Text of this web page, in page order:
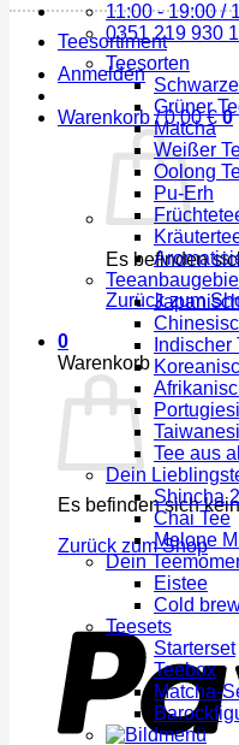
11:00 - 19:00 /
0351 219 930
Anmelden
Warenkorb /0,00€ 0
Es befinden
Zurück zum
0
Warenkorb
Es befinden sich
Zurück zum Shop
Teesortiment
Teesorten
Grüner
Matcha
Weißer
Oolong
Pu-Erh
Indischer
Tee aus
Dein
Shincha
Chai Tee
Melone
Dein
Eistee
Cold
Teesets
Starterset
Teebox
Matcha-